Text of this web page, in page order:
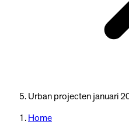
Urban projecten januari
Home